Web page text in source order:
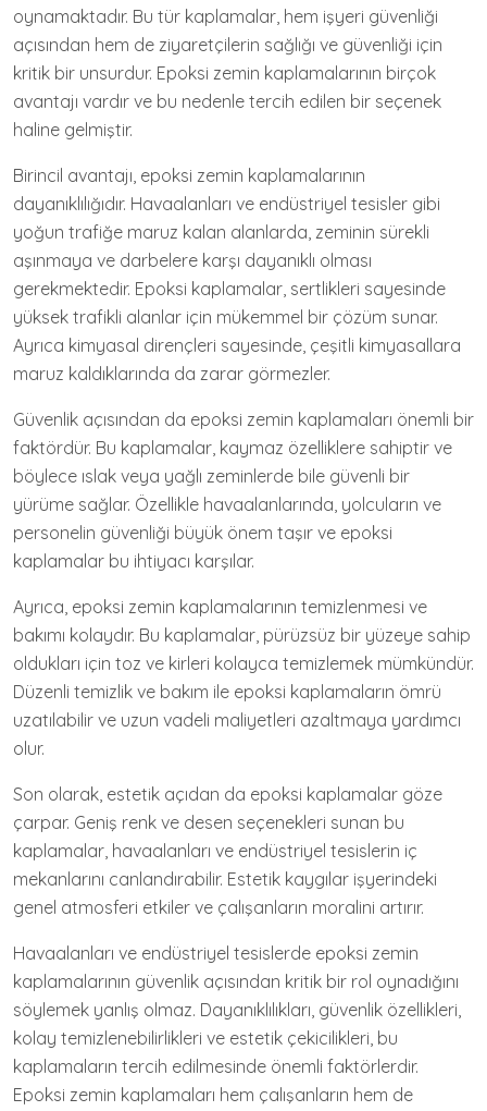
oynamaktadır. Bu tür kaplamalar, hem işyeri güvenliği
açısından hem de ziyaretçilerin sağlığı ve güvenliği için
kritik bir unsurdur. Epoksi zemin kaplamalarının birçok
avantajı vardır ve bu nedenle tercih edilen bir seçenek
haline gelmiştir.
Birincil avantajı, epoksi zemin kaplamalarının
dayanıklılığıdır. Havaalanları ve endüstriyel tesisler gibi
yoğun trafiğe maruz kalan alanlarda, zeminin sürekli
aşınmaya ve darbelere karşı dayanıklı olması
gerekmektedir. Epoksi kaplamalar, sertlikleri sayesinde
yüksek trafikli alanlar için mükemmel bir çözüm sunar.
Ayrıca kimyasal dirençleri sayesinde, çeşitli kimyasallara
maruz kaldıklarında da zarar görmezler.
Güvenlik açısından da epoksi zemin kaplamaları önemli bir
faktördür. Bu kaplamalar, kaymaz özelliklere sahiptir ve
böylece ıslak veya yağlı zeminlerde bile güvenli bir
yürüme sağlar. Özellikle havaalanlarında, yolcuların ve
personelin güvenliği büyük önem taşır ve epoksi
kaplamalar bu ihtiyacı karşılar.
Ayrıca, epoksi zemin kaplamalarının temizlenmesi ve
bakımı kolaydır. Bu kaplamalar, pürüzsüz bir yüzeye sahip
oldukları için toz ve kirleri kolayca temizlemek mümkündür.
Düzenli temizlik ve bakım ile epoksi kaplamaların ömrü
uzatılabilir ve uzun vadeli maliyetleri azaltmaya yardımcı
olur.
Son olarak, estetik açıdan da epoksi kaplamalar göze
çarpar. Geniş renk ve desen seçenekleri sunan bu
kaplamalar, havaalanları ve endüstriyel tesislerin iç
mekanlarını canlandırabilir. Estetik kaygılar işyerindeki
genel atmosferi etkiler ve çalışanların moralini artırır.
Havaalanları ve endüstriyel tesislerde epoksi zemin
kaplamalarının güvenlik açısından kritik bir rol oynadığını
söylemek yanlış olmaz. Dayanıklılıkları, güvenlik özellikleri,
kolay temizlenebilirlikleri ve estetik çekicilikleri, bu
kaplamaların tercih edilmesinde önemli faktörlerdir.
Epoksi zemin kaplamaları hem çalışanların hem de